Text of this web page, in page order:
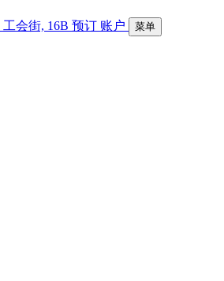
工会街, 16B 预订 账户 菜单